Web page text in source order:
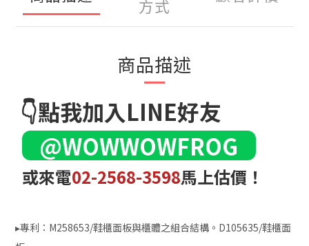
方式
商品描述
👇點我加入LINE好友
@WOWWOWFROG
或來電02-2568-3598馬上估價！
▸專利：M258653/鞋櫃面板與櫃體之組合結構。D105635/鞋櫃面